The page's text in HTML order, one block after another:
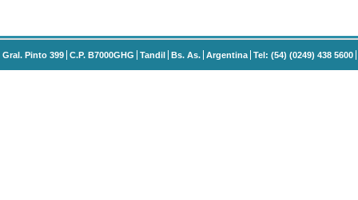
Gral. Pinto 399 C.P. B7000GHG Tandil Bs. As. Argentina Tel: (54) (0249) 438 5600